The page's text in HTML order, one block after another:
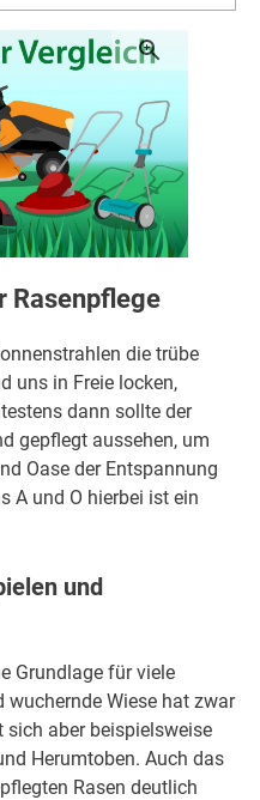
Rasenpflege
die trübe
uns in Freie locken,
dann sollte der
gepflegt aussehen, um
Oase der Entspannung
A und O hierbei ist ein
und
Grundlage für viele
Wiese hat zwar
sich aber beispielsweise
Herumtoben. Auch das
Rasen deutlich